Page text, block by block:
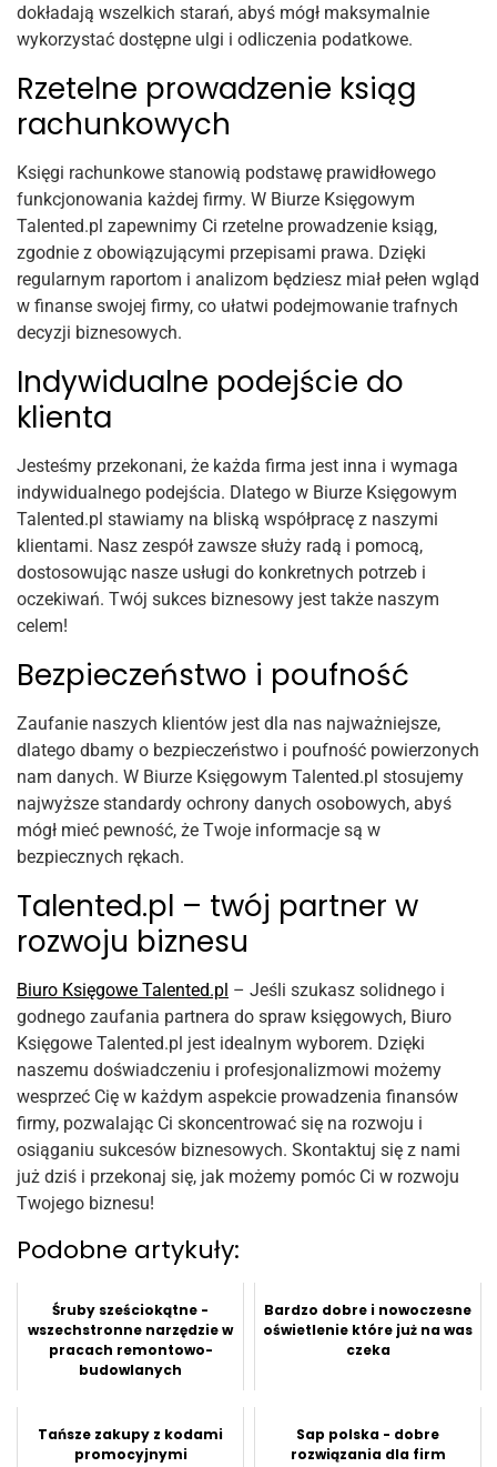
dokładają wszelkich starań, abyś mógł maksymalnie
wykorzystać dostępne ulgi i odliczenia podatkowe.
Rzetelne prowadzenie ksiąg
rachunkowych
Księgi rachunkowe stanowią podstawę prawidłowego
funkcjonowania każdej firmy. W Biurze Księgowym
Talented.pl zapewnimy Ci rzetelne prowadzenie ksiąg,
zgodnie z obowiązującymi przepisami prawa. Dzięki
regularnym raportom i analizom będziesz miał pełen wgląd
w finanse swojej firmy, co ułatwi podejmowanie trafnych
decyzji biznesowych.
Indywidualne podejście do
klienta
Jesteśmy przekonani, że każda firma jest inna i wymaga
indywidualnego podejścia. Dlatego w Biurze Księgowym
Talented.pl stawiamy na bliską współpracę z naszymi
klientami. Nasz zespół zawsze służy radą i pomocą,
dostosowując nasze usługi do konkretnych potrzeb i
oczekiwań. Twój sukces biznesowy jest także naszym
celem!
Bezpieczeństwo i poufność
Zaufanie naszych klientów jest dla nas najważniejsze,
dlatego dbamy o bezpieczeństwo i poufność powierzonych
nam danych. W Biurze Księgowym Talented.pl stosujemy
najwyższe standardy ochrony danych osobowych, abyś
mógł mieć pewność, że Twoje informacje są w
bezpiecznych rękach.
Talented.pl – twój partner w
rozwoju biznesu
Biuro Księgowe Talented.pl – Jeśli szukasz solidnego i
godnego zaufania partnera do spraw księgowych, Biuro
Księgowe Talented.pl jest idealnym wyborem. Dzięki
naszemu doświadczeniu i profesjonalizmowi możemy
wesprzeć Cię w każdym aspekcie prowadzenia finansów
firmy, pozwalając Ci skoncentrować się na rozwoju i
osiąganiu sukcesów biznesowych. Skontaktuj się z nami
już dziś i przekonaj się, jak możemy pomóc Ci w rozwoju
Twojego biznesu!
Podobne artykuły:
Śruby sześciokątne -
wszechstronne narzędzie w
pracach remontowo-
budowlanych
Bardzo dobre i nowoczesne
oświetlenie które już na was
czeka
Tańsze zakupy z kodami
promocyjnymi
Sap polska - dobre
rozwiązania dla firm